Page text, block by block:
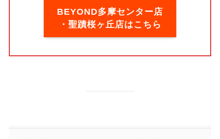
BEYOND多摩センター店
・聖蹟桜ヶ丘店はこちら